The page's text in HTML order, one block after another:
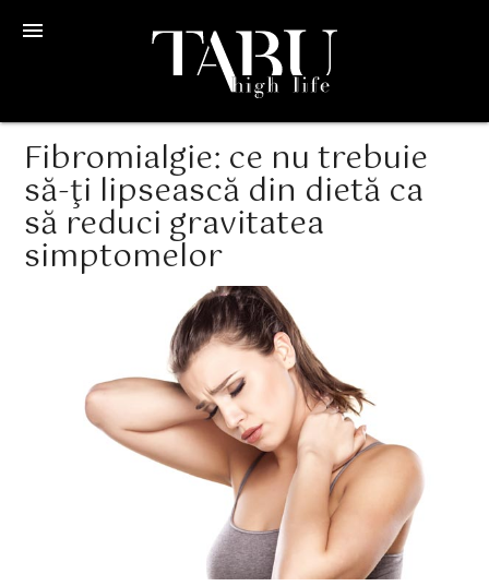
menu
Fibromialgie: ce nu trebuie
să-ţi lipsească din dietă ca
să reduci gravitatea
simptomelor